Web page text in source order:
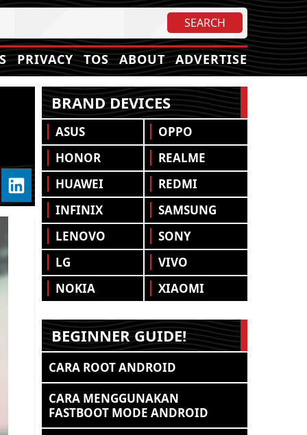
PRIVACY TOS ABOUT ADVERTISE
BRAND DEVICES
ASUS
HONOR
HUAWEI
INFINIX
LENOVO
LG
NOKIA
OPPO
REALME
REDMI
SAMSUNG
SONY
VIVO
XIAOMI
BEGINNER GUIDE!
CARA ROOT ANDROID
CARA MENGGUNAKAN
FASTBOOT MODE ANDROID